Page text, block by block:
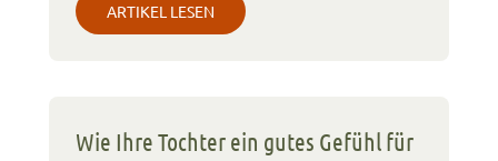
ARTIKEL LESEN
Wie Ihre Tochter ein gutes Gefühl für